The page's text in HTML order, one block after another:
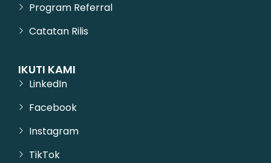
Program Referral
Catatan Rilis
IKUTI KAMI
LinkedIn
Facebook
Instagram
TikTok